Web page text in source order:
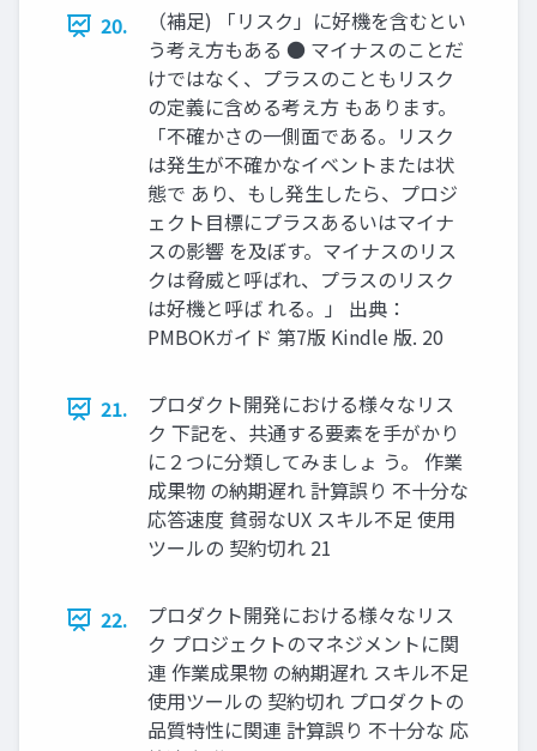
20.
（補足) 「リスク」に好機を含むとい
う考え方もある ● マイナスのことだ
けではなく、プラスのこともリスク
の定義に含める考え方 もあります。
「不確かさの一側面である。リスク
は発生が不確かなイベントまたは状
態で あり、もし発生したら、プロジ
ェクト目標にプラスあるいはマイナ
スの影響 を及ぼす。マイナスのリス
クは脅威と呼ばれ、プラスのリスク
は好機と呼ば れる。」 出典：
PMBOKガイド 第7版 Kindle 版. 20
21.
プロダクト開発における様々なリス
ク 下記を、共通する要素を手がかり
に２つに分類してみましょ う。 作業
成果物 の納期遅れ 計算誤り 不十分な
応答速度 貧弱なUX スキル不足 使用
ツールの 契約切れ 21
22.
プロダクト開発における様々なリス
ク プロジェクトのマネジメントに関
連 作業成果物 の納期遅れ スキル不足
使用ツールの 契約切れ プロダクトの
品質特性に関連 計算誤り 不十分な 応